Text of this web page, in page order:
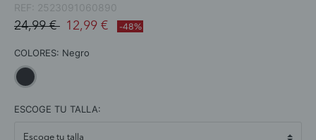
REF: 2523091060890
Price reduced from
24,99 €to12,99 € -48%
COLORES: Negro
ESCOGE TU TALLA: